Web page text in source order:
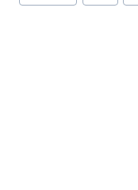
Tags: